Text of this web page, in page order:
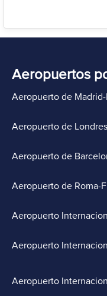
Aeropuertos
Aeropuerto de Madrid-
Aeropuerto de
Aeropuerto de
Aeropuerto de Roma-
Aeropuerto
Aeropuerto
Aeropuerto